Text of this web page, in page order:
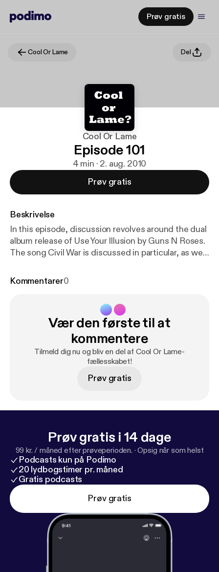
Prøv gratis
Cool Or Lame Del
Cool Or Lame
Episode 101
4 min · 2. aug. 2010
Prøv gratis
Beskrivelse
In this episode, discussion revolves around the dual
album release of Use Your Illusion by Guns N Roses.
The song Civil War is discussed in particular, as well
outcome of the albums.
Kommentarer0
Vær den første til at
kommentere
Tilmeld dig nu og bliv en del af Cool Or Lame-
fællesskabet!
Prøv gratis
Prøv gratis i 14 dage
99 kr. / måned efter prøveperioden. ·Opsig når som helst
Podcasts kun på Podimo
20 lydbogstimer pr. måned
Gratis podcasts
Prøv gratis